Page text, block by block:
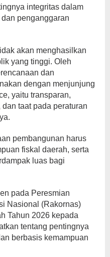
integritas dalam
penganggaran
akan menghasilkan
yang tinggi. Oleh
dan
dengan menjunjung
yaitu transparan,
taat pada peraturan
pembangunan harus
fiskal daerah, serta
luas bagi
pada Peresmian
Nasional (Rakornas)
Tahun 2026 kepada
tentang pentingnya
berbasis kemampuan